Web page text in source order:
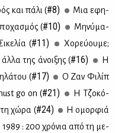
και πά­λι (#8)
Μια εφη­
(#10)
Μη­νύ­μα­
(#11)
Χο­ρεύ­ου­με;
της άνοι­ξης (#16)
Η
(#17)
O Ζαν Φι­λίπ
go on (#21)
H Tζο­κό­
τη χώ­ρα (#24)
Η ομορ­φιά
1989 : 200 χρό­νια από τη με­